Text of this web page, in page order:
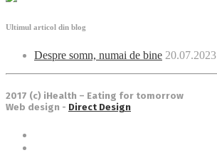
Ultimul articol din blog
Despre somn, numai de bine 20.07.2023
2017 (c) iHealth – Eating for tomorrow
Web design - Direct Design